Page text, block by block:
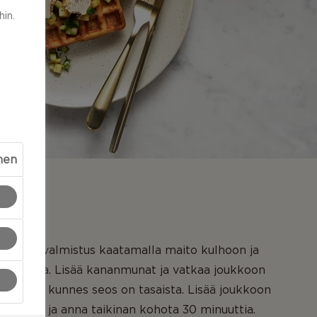
valmistus kaatamalla maito kulhoon ja
hiiva. Lisää kananmunat ja vatkaa joukkoon
kunnes seos on tasaista. Lisää joukkoon
astia ja anna taikinan kohota 30 minuuttia.